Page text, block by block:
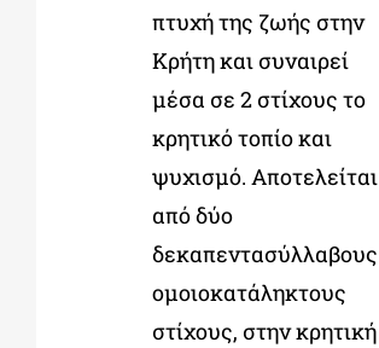
πτυχή της ζωής στην
Κρήτη και συναιρεί
μέσα σε 2 στίχους το
κρητικό τοπίο και
ψυχισμό. Αποτελείται
από δύο
δεκαπεντασύλλαβους
ομοιοκατάληκτους
στίχους, στην κρητική